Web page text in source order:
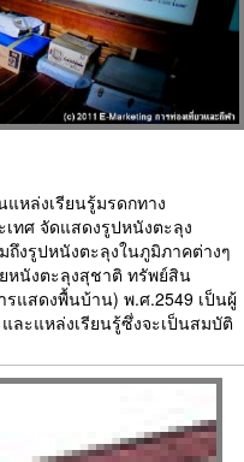
หล่งเรียนรู้มรดกทาง
ทศ จัดแสดงรูปหนังตะลุง
งรูปหนังตะลุงในภูมิภาคต่างๆ
หนังตะลุงสุชาติ ทรัพย์สิน
แสดงพื้นบ้าน) พ.ศ.2549 เป็นผู้
ะแหล่งเรียนรู้ซึ่งจะเป็นสมบัติ